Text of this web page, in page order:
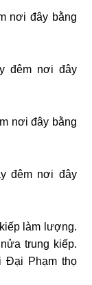
nơi đây bằng
đêm nơi đây
nơi đây bằng
đêm nơi đây
làm lượng.
trung kiếp.
Đại Phạm thọ